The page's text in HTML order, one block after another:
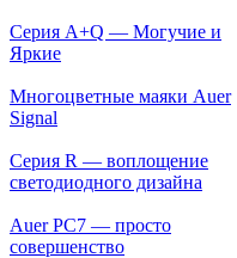
Серия A+Q — Могучие и
Яркие
Многоцветные маяки Auer
Signal
Серия R — воплощение
светодиодного дизайна
Auer PC7 — просто
совершенство